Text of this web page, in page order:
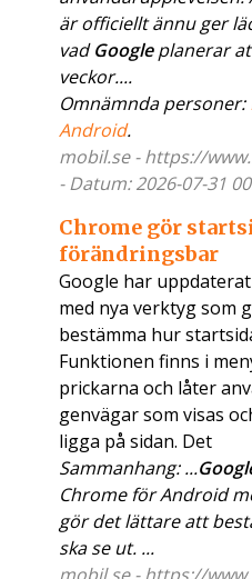
är officiellt ännu ger
vadGoogleplanerar
veckor....
Omnämnda personer:
Android.
mobil.se - https://
- Datum: 2026-07-31
Chrome gör
förändringsbar
Google har
med nya verktyg som
bestämma hur
Funktionen finns i
prickarna och låter
genvägar som visas
ligga på sidan. Det
Sammanhang: ...
Chrome för Android
gör det lättare att
ska se ut. ...